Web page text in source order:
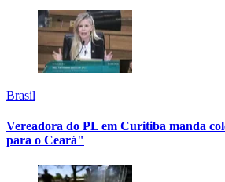
Brasil
Vereadora do PL em Curitiba manda
para o Ceará"